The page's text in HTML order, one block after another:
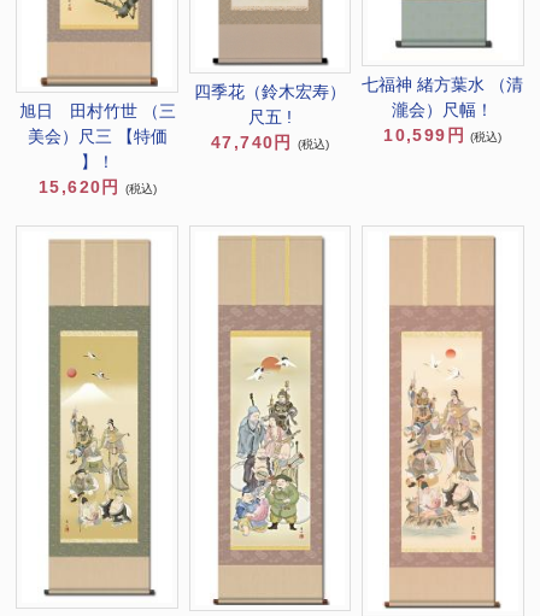
旭日 田村竹世 （三
美会）尺三 【特価
】！
15,620円
(税込)
四季花（鈴木宏寿）
尺五 !
47,740円
(税込)
七福神 緒方葉水 （清
瀧会）尺幅！
10,599円
(税込)